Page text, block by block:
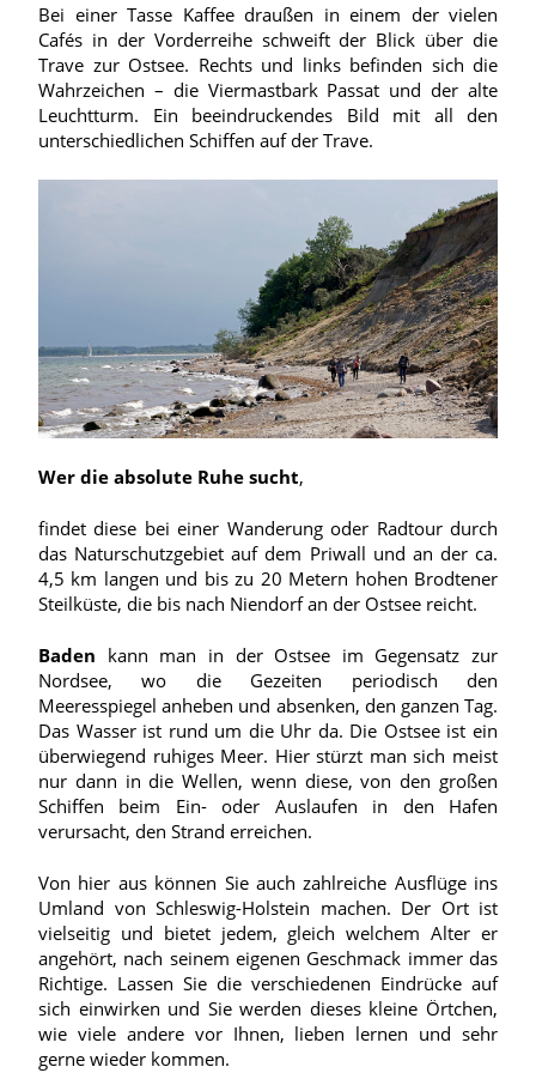
Bei einer Tasse Kaffee draußen in einem der vielen
Cafés in der Vorderreihe schweift der Blick über die
Trave zur Ostsee. Rechts und links befinden sich die
Wahrzeichen – die Viermastbark Passat und der alte
Leuchtturm. Ein beeindruckendes Bild mit all den
unterschiedlichen Schiffen auf der Trave.
Wer die absolute Ruhe sucht,
findet diese bei einer Wanderung oder Radtour durch
das Naturschutzgebiet auf dem Priwall und an der ca.
4,5 km langen und bis zu 20 Metern hohen Brodtener
Steilküste, die bis nach Niendorf an der Ostsee reicht.
Baden kann man in der Ostsee im Gegensatz zur
Nordsee, wo die Gezeiten periodisch den
Meeresspiegel anheben und absenken, den ganzen Tag.
Das Wasser ist rund um die Uhr da. Die Ostsee ist ein
überwiegend ruhiges Meer. Hier stürzt man sich meist
nur dann in die Wellen, wenn diese, von den großen
Schiffen beim Ein- oder Auslaufen in den Hafen
verursacht, den Strand erreichen.
Von hier aus können Sie auch zahlreiche Ausflüge ins
Umland von Schleswig-Holstein machen. Der Ort ist
vielseitig und bietet jedem, gleich welchem Alter er
angehört, nach seinem eigenen Geschmack immer das
Richtige. Lassen Sie die verschiedenen Eindrücke auf
sich einwirken und Sie werden dieses kleine Örtchen,
wie viele andere vor Ihnen, lieben lernen und sehr
gerne wieder kommen.